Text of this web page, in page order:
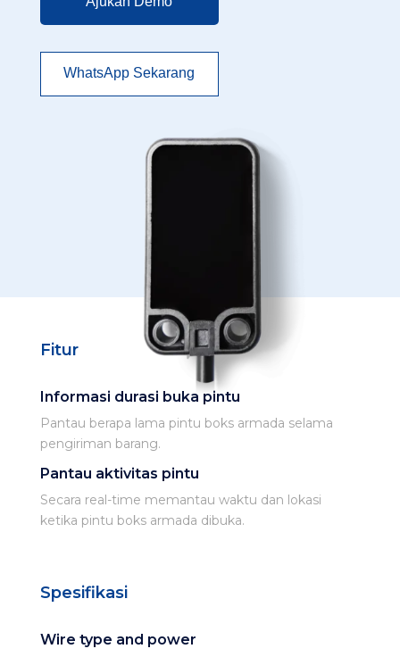
WhatsApp Sekarang
Fitur
Informasi durasi buka pintu
Pantau berapa lama pintu boks armada selama
pengiriman barang.
Pantau aktivitas pintu
Secara real-time memantau waktu dan lokasi
ketika pintu boks armada dibuka.
Spesifikasi
Wire type and power